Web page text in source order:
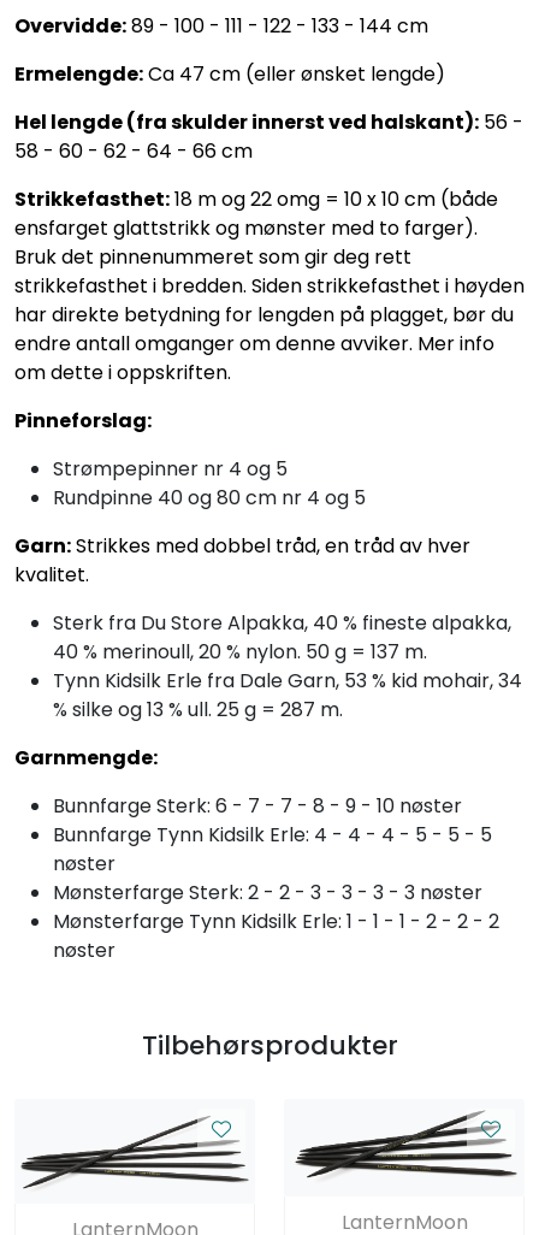
Overvidde:89 - 100 - 111 - 122 - 133 - 144 cm
Ermelengde:Ca 47 cm (eller ønsket lengde)
Hel lengde (fra skulder innerst ved halskant): 56 -
58 - 60 - 62 - 64 - 66 cm
Strikkefasthet:18 m og 22 omg = 10 x 10 cm (både
ensfarget glattstrikk og mønster med to farger).
Bruk det pinnenummeret som gir deg rett
strikkefasthet i bredden. Siden strikkefasthet i høyden
har direkte betydning for lengden på plagget, bør du
endre antall omganger om denne avviker. Mer info
om dette i oppskriften.
Pinneforslag:
Strømpepinner nr 4 og 5
Rundpinne 40 og 80 cm nr 4 og 5
Garn:Strikkes med dobbel tråd, en tråd av hver
kvalitet.
Sterk fra Du Store Alpakka, 40 % fineste alpakka,
40 % merinoull, 20 % nylon. 50 g = 137 m.
Tynn Kidsilk Erle fra Dale Garn, 53 % kid mohair, 34
% silke og 13 % ull. 25 g = 287 m.
Garnmengde:
Bunnfarge Sterk: 6 - 7 - 7 - 8 - 9 - 10 nøster
Bunnfarge Tynn Kidsilk Erle: 4 - 4 - 4 - 5 - 5 - 5
nøster
Mønsterfarge Sterk: 2 - 2 - 3 - 3 - 3 - 3 nøster
Mønsterfarge Tynn Kidsilk Erle: 1 - 1 - 1 - 2 - 2 - 2
nøster
Tilbehørsprodukter
LanternMoon